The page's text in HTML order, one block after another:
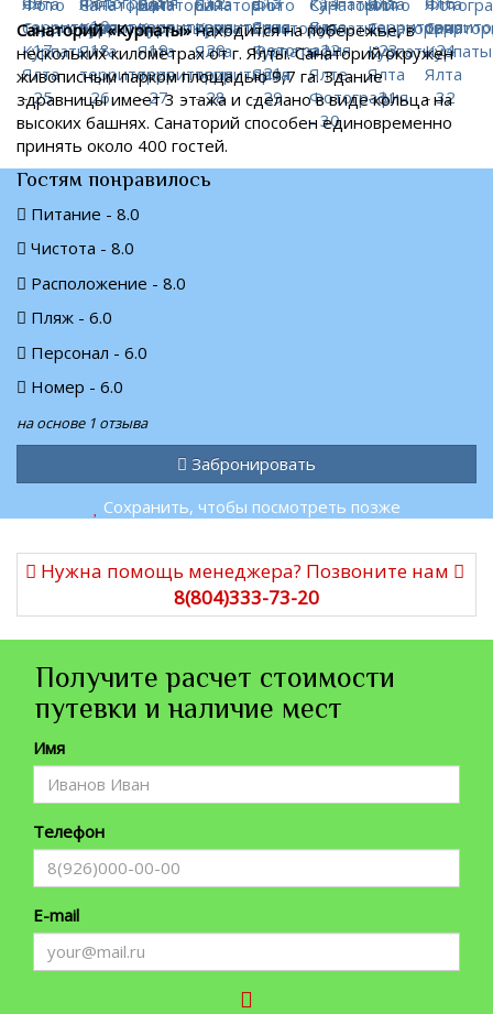
Санаторий «Курпаты»находится на побережье, в
нескольких километрах от г. Ялты. Санаторий окружен
живописным парком площадью 9,7 га. Здание
здравницы имеет 3 этажа и сделано в виде кольца на
высоких башнях. Санаторий способен единовременно
принять около 400 гостей.
Гостям понравилось
Питание - 8.0
Чистота - 8.0
Расположение - 8.0
Пляж - 6.0
Персонал - 6.0
Номер - 6.0
на основе 1 отзыва
Забронировать
Сохранить, чтобы посмотреть позже
Нужна помощь менеджера? Позвоните нам
8(804)333-73-20
Получите расчет стоимости
путевки и наличие мест
Имя
Телефон
E-mail